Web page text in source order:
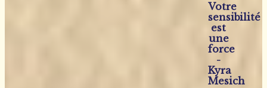
Votre
sensibilité
est
une
force
-
Kyra
Mesich